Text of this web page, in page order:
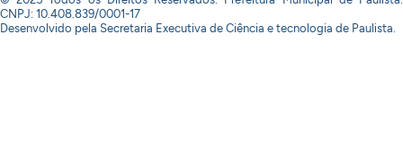
CNPJ: 10.408.839/0001-17
Desenvolvido pela Secretaria Executiva de Ciência e tecnologia de Paulista.